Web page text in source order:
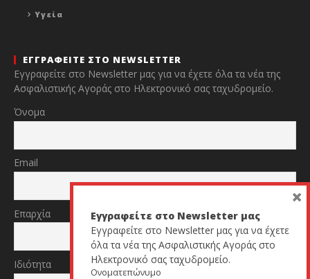
Υγεία
ΕΓΓΡΑΦΕΙΤΕ ΣΤΟ NEWSLETTER
Εγγραφείτε στο Newsletter μας για να έχετε όλα τα νέα της
Ασφαλιστικής Αγοράς στο Ηλεκτρονικό σας ταχυδρομείο.
Όνομα
Email
Επαρχία
Ιδιότητα
Εγγραφείτε στο Newsletter μας
Εγγραφείτε στο Newsletter μας για να έχετε
όλα τα νέα της Ασφαλιστικής Αγοράς στο
Ηλεκτρονικό σας ταχυδρομείο.
Ονοματεπώνυμο
×